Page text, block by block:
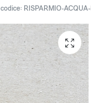
codice: RISPARMIO-